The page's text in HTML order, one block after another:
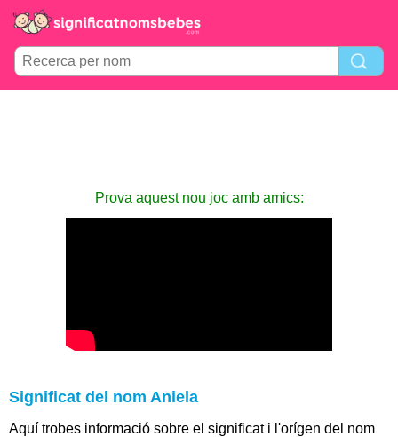
Prova aquest nou joc amb amics:
Significat del nom Aniela
Aquí trobes informació sobre el significat i l'orígen del nom